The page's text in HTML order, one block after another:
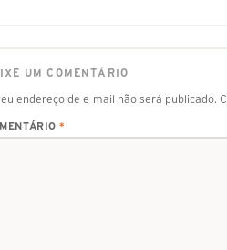
UM COMENTÁRIO
endereço de e-mail não será publicado.
*